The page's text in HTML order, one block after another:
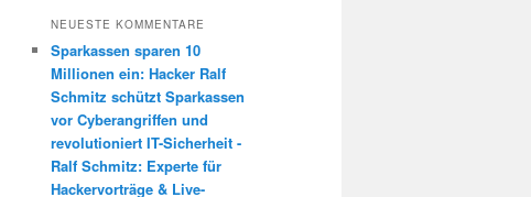
NEUESTE KOMMENTARE
Sparkassen sparen 10
Millionen ein: Hacker Ralf
Schmitz schützt Sparkassen
vor Cyberangriffen und
revolutioniert IT-Sicherheit -
Ralf Schmitz: Experte für
Hackervorträge & Live-